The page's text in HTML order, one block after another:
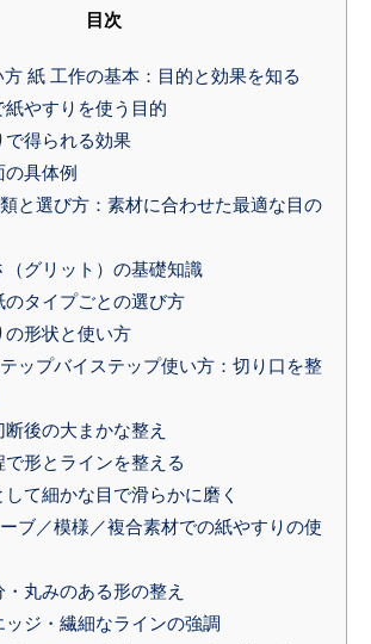
目次
紙 工作の基本：目的と効果を知る
紙やすりを使う目的
で得られる効果
の具体例
と選び方：素材に合わせた最適な目の
（グリット）の基礎知識
のタイプごとの選び方
の形状と使い方
ップバイステップ使い方：切り口を整
断後の大まかな整え
で形とラインを整える
て細かな目で滑らかに磨く
ブ／模様／複合素材での紙やすりの使
・丸みのある形の整え
ッジ・繊細なラインの強調